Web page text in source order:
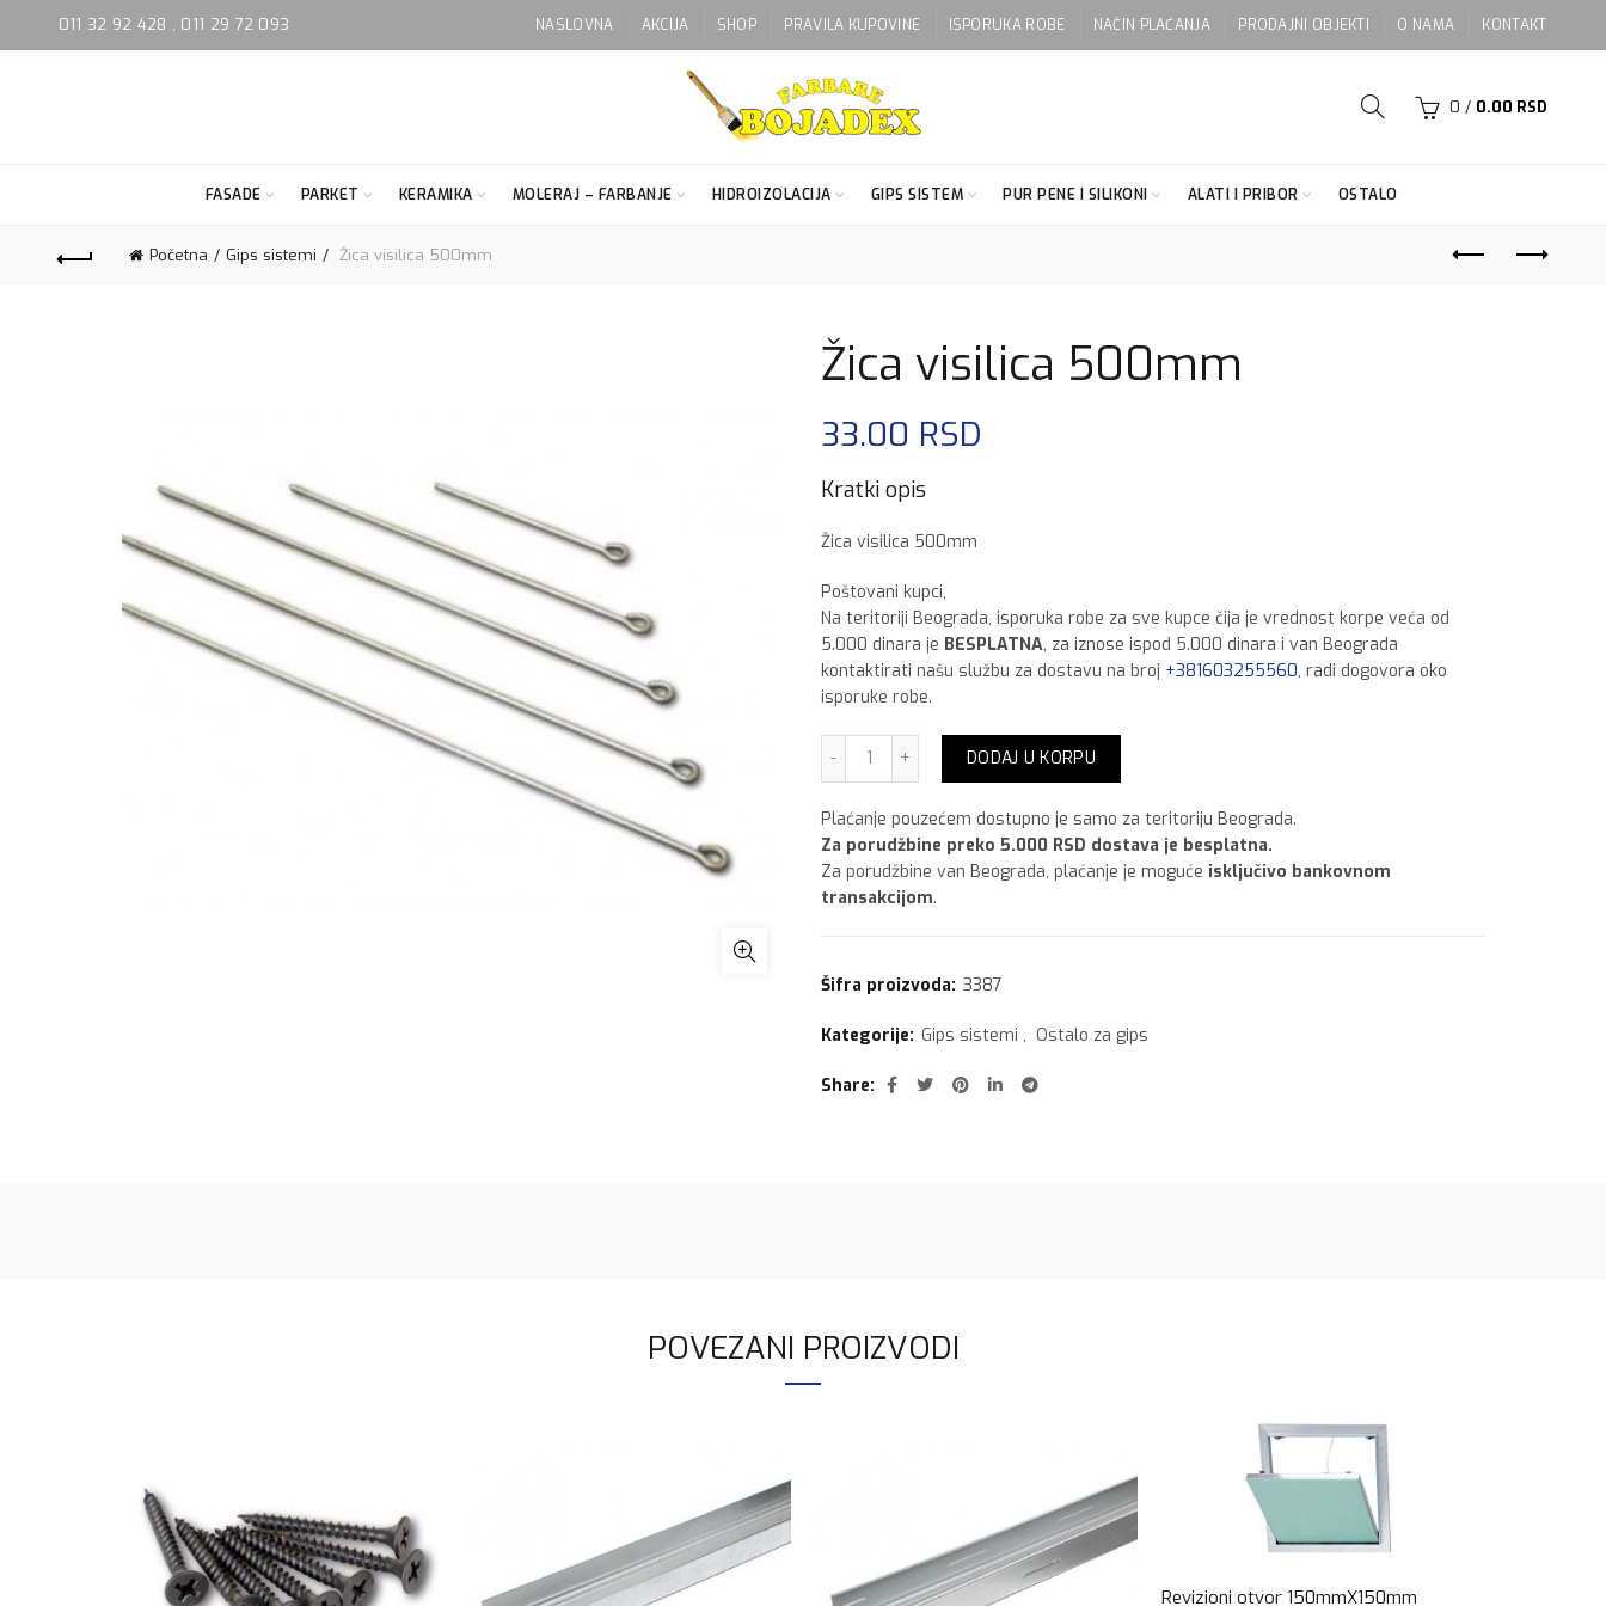
011 32 92 428 , 011 29 72 093 NASLOVNA AKCIJA SHOP PRAVILA KUPOVINE ISPORUKA ROBE NAČIN PLAĆANJA PRODAJNI OBJEKTI O NAMA KONTAKT
0 / 0.00 RSD
FASADE PARKET KERAMIKA MOLERAJ – FARBANJE HIDROIZOLACIJA GIPS SISTEM PUR PENE I SILIKONI ALATI I PRIBOR OSTALO
Početna Gips sistemi Žica visilica 500mm
Žica visilica 500mm
33.00 RSD
Kratki opis
Žica visilica 500mm
Poštovani kupci,
Na teritoriji Beograda, isporuka robe za sve kupce čija je vrednost korpe veća od
5.000 dinara je BESPLATNA, za iznose ispod 5.000 dinara i van Beograda
kontaktirati našu službu za dostavu na broj +381603255560, radi dogovora oko
isporuke robe.
Žica visilica 500mm količina
DODAJ U KORPU
Plaćanje pouzećem dostupno je samo za teritoriju Beograda.
Za porudžbine preko 5.000 RSD dostava je besplatna.
Za porudžbine van Beograda, plaćanje je moguće isključivo bankovnom
transakcijom.
Šifra proizvoda: 3387
Kategorije: Gips sistemi , Ostalo za gips
Share
POVEZANI PROIZVODI
Revizioni otvor 150mmX150mm